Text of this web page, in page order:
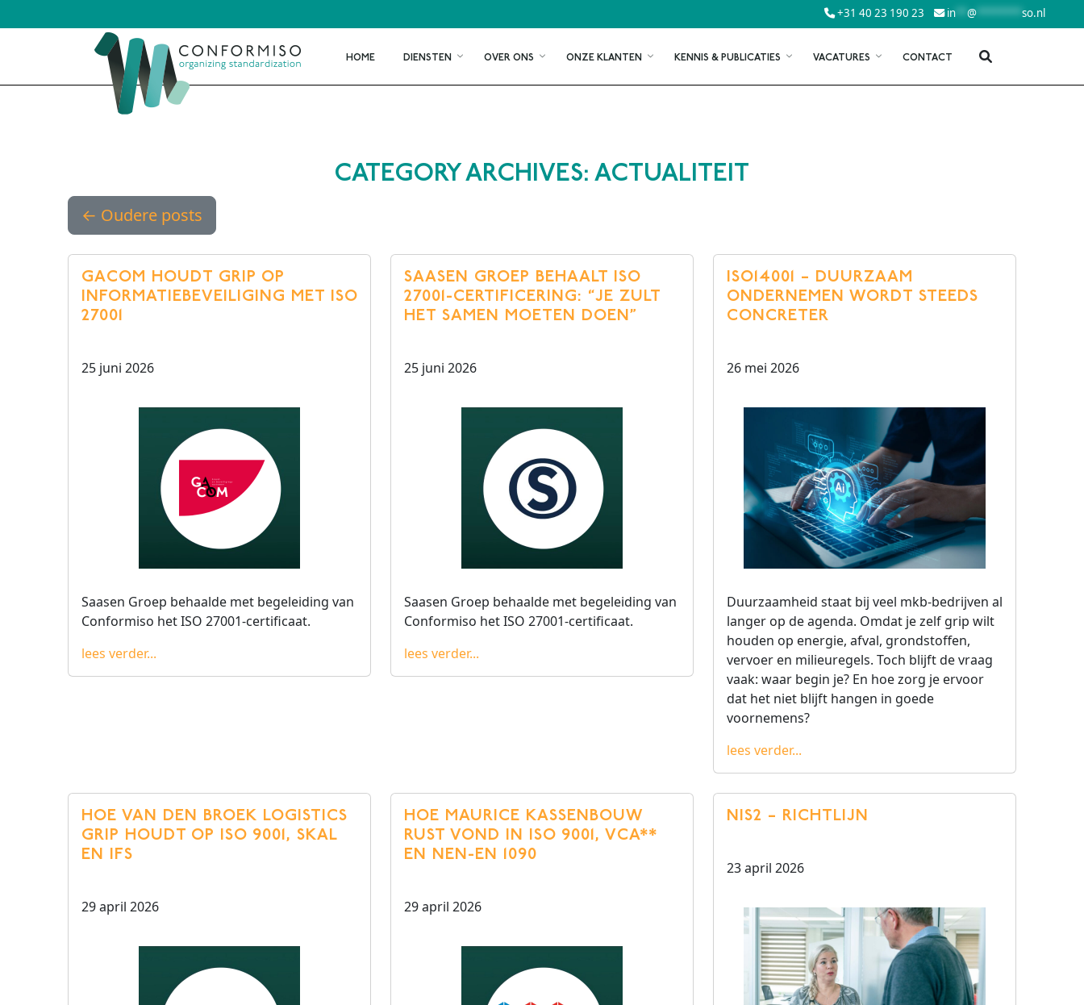
+31 40 23 190 23 in** @******** so.nl
HOME DIENSTEN
ISO 9001
IATF 16949
BRL GROENKEUR
ISO 27001
ISO 27701
ISO 27017 / 27018
AVG / GDPR
ISO 14001
CO2-PRESTATIELADDER
MVO PRESTATIELADDER
SCL VEILIGHEIDSLADDER
OVER ONS ONZE KLANTEN KENNIS & PUBLICATIES VACATURES CONTACT
CATEGORY ARCHIVES: ACTUALITEIT
← Oudere posts
GACOM HOUDT GRIP OP
INFORMATIEBEVEILIGING MET ISO
27001
25 juni 2026
Saasen Groep behaalde met begeleiding van
Conformiso het ISO 27001-certificaat.
lees verder...
SAASEN GROEP BEHAALT ISO
27001-CERTIFICERING: “JE ZULT
HET SAMEN MOETEN DOEN”
25 juni 2026
Saasen Groep behaalde met begeleiding van
Conformiso het ISO 27001-certificaat.
lees verder...
ISO14001 – DUURZAAM
ONDERNEMEN WORDT STEEDS
CONCRETER
26 mei 2026
Duurzaamheid staat bij veel mkb-bedrijven al
langer op de agenda. Omdat je zelf grip wilt
houden op energie, afval, grondstoffen,
vervoer en milieuregels. Toch blijft de vraag
vaak: waar begin je? En hoe zorg je ervoor
dat het niet blijft hangen in goede
voornemens?
lees verder...
HOE VAN DEN BROEK LOGISTICS
GRIP HOUDT OP ISO 9001, SKAL
EN IFS
29 april 2026
HOE MAURICE KASSENBOUW
RUST VOND IN ISO 9001, VCA**
EN NEN-EN 1090
29 april 2026
NIS2 – RICHTLIJN
23 april 2026